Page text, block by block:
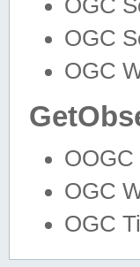
OGC
OGC
OGC
OOGC
OGC
OGC